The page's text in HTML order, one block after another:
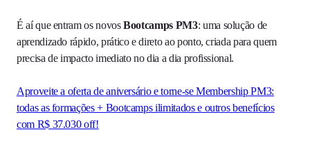
É aí que entram os novosBootcamps PM3: uma solução de
aprendizado rápido, prático e direto ao ponto, criada para quem
precisa de impacto imediato no dia a dia profissional.
Aproveite a oferta de aniversário e torne-se Membership PM3:
todas as formações + Bootcamps ilimitados e outros benefícios
com R$ 37.030 off!